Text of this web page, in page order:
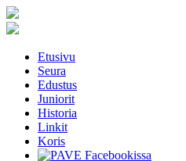
Etusivu
Seura
Edustus
Juniorit
Historia
Linkit
Koris